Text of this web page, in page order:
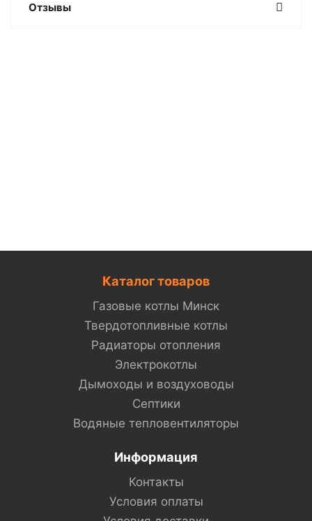
Отзывы
Каталог товаров
Газовые котлы Минск
Твердотопливные котлы
Радиаторы отопления
Электрокотлы
Дымоходы и воздуховоды
Септики
Водяные тепловентиляторы
Информация
Контакты
Условия оплаты